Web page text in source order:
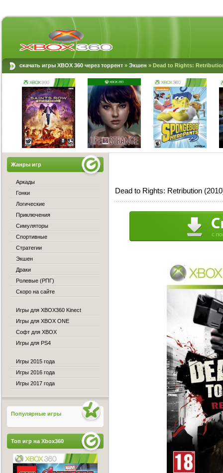
скачать игры XBOX 360 через торрент » Экшен » Dead to Rights:
Dead to Rights: Retribution
Жанры игр
Аркады
Гонки
Логические
Приключения
Симуляторы
Спортивные
Стратегии
Экшен
Драки
Ролевые (РПГ)
Скоро на сайте
Игры для XBOX360 Kinect
Игры для XBOX ONE
Софт для XBOX
Игры для PS4
Игры 2015 года
Игры 2016 года
Игры 2017 года
Популярные игры
Топ игр на Xbox360